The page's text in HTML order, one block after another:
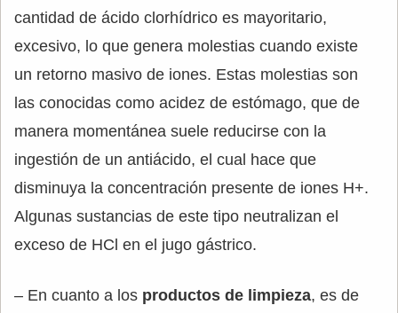
cantidad de ácido clorhídrico es mayoritario,
excesivo, lo que genera molestias cuando existe
un retorno masivo de iones. Estas molestias son
las conocidas como acidez de estómago, que de
manera momentánea suele reducirse con la
ingestión de un antiácido, el cual hace que
disminuya la concentración presente de iones H+.
Algunas sustancias de este tipo neutralizan el
exceso de HCl en el jugo gástrico.
– En cuanto a los productos de limpieza, es de